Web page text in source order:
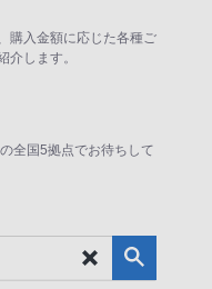
購入金額に応じた各種ご
介します。
全国5拠点でお待ちして